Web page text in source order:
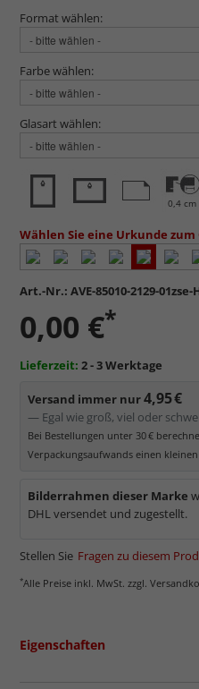
Format wählen:
Farbe wählen:
Glasart wählen:
0,4 cm
Wählen Sie eine Urkunde zum
Art.-Nr.: AVE-85010-2129-01zse-
0,00 €*
Lieferzeit: 2 - 3 Werktage
Versand immer nur4,95 €
— Egal wie groß, viel oder
Bei Bestellungen unter 30 €
Verpackungsaufwands einen
Bilderrahmen dieser Marke
DHL versendet und zugestellt.
Stellen Sie Fragen zu diesem
*Alle Preise inkl. MwSt. zzgl.
Eigenschaften